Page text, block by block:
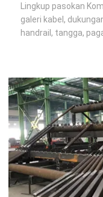
Lingkup pasokan
galeri kabel,
handrail, tangga,